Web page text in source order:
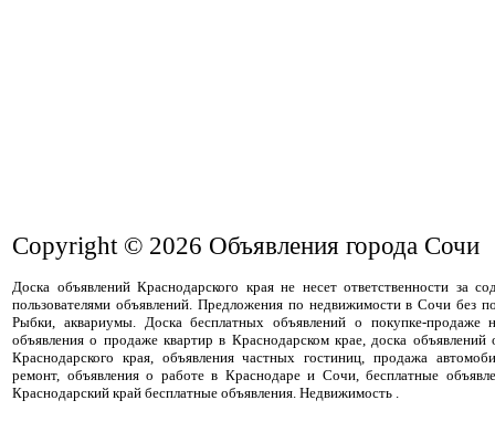
Copyright © 2026 Объявления города Сочи
Доска объявлений Краснодарского края не несет ответственности за
пользователями объявлений. Предложения по недвижимости в Сочи без
Рыбки, аквариумы. Доска бесплатных объявлений о покупке-продаже
объявления о продаже квартир в Краснодарском крае, доска
Краснодарского края, объявления частных гостиниц, продажа
ремонт, объявления о работе в Краснодаре и Сочи, бесплатные
Краснодарский край бесплатные объявления. Недвижимость .